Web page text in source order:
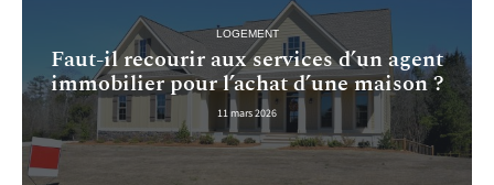
LOGEMENT
Faut-il recourir aux services d’un agent
immobilier pour l’achat d’une maison ?
11 mars 2026